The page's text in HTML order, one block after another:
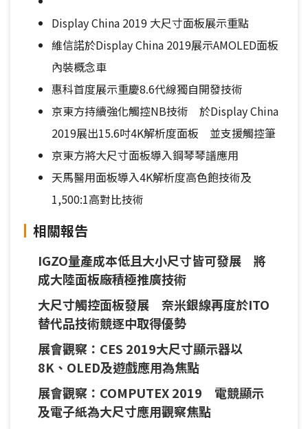
Display China 2019 大尺寸面板展示重點
維信諾於Display China 2019展示AMOLED面板
內裝概念車
惠科首度展示重慶8.6代線獨自開發技術
京東方持續強化觸控NB技術 於Display China
2019展出15.6吋4K解析度面板 並支援觸控筆
京東方將大尺寸面板導入鋼琴琴譜應用
天馬醫用面板導入4K解析度高色飽技術及
1,500:1高對比技術
相關報告
IGZO量產成本低且大小尺寸皆可發展 將
成大陸面板廠積極推廣技術
大尺寸觸控面板發展 奈米銀線再度於ITO
替代品技術競逐中取得優勢
展會觀察：CES 2019大尺寸顯示器以
8K、OLED及遊戲應用為焦點
展會觀察：COMPUTEX 2019 電競顯示
及電子紙為大尺寸應用觀察焦點